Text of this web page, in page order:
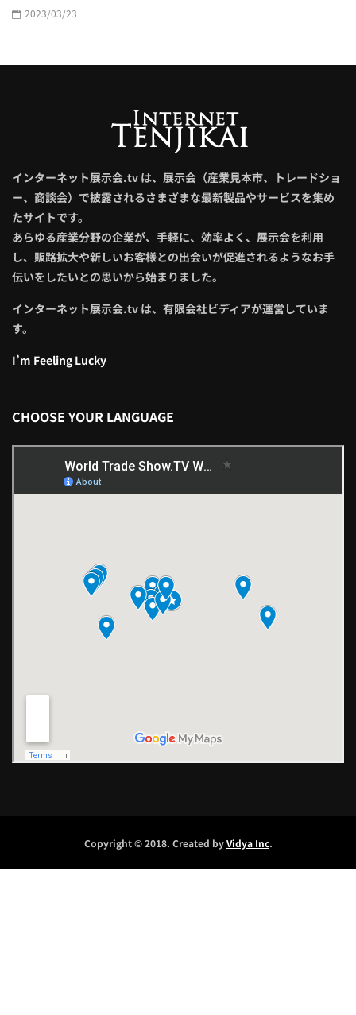
2023/03/23
インターネット展示会.tv は、展示会（産業見本市、トレードショ
ー、商談会）で披露されるさまざまな最新製品やサービスを集め
たサイトです。
あらゆる産業分野の企業が、手軽に、効率よく、展示会を利用
し、販路拡大や新しいお客様との出会いが促進されるようなお手
伝いをしたいとの思いから始まりました。
インターネット展示会.tv は、有限会社ビディアが運営していま
す。
I’m Feeling Lucky
CHOOSE YOUR LANGUAGE
Copyright © 2018. Created byVidya Inc.